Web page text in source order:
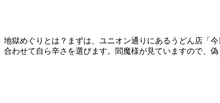
地獄めぐりとは？まずは、ユニオン通りにあるうどん店「
合わせて自ら辛さを選びます。閻魔様が見ていますので、